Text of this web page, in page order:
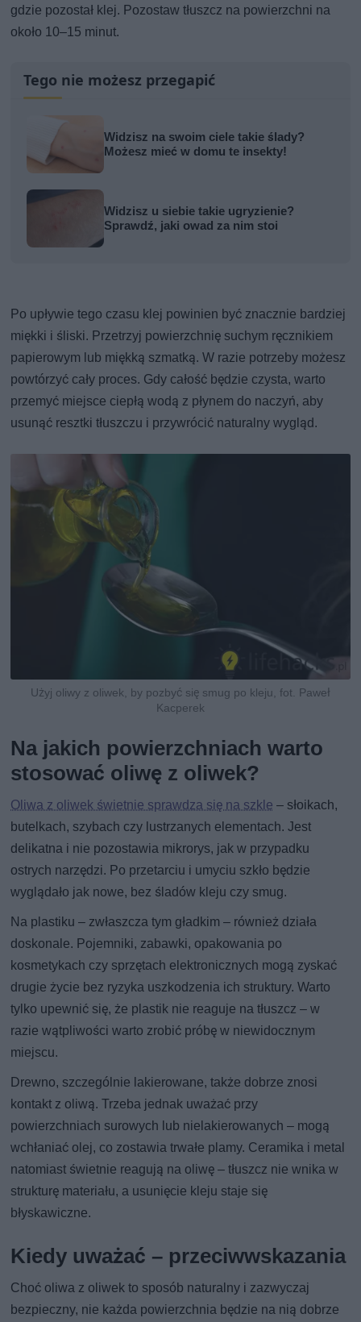
gdzie pozostał klej. Pozostaw tłuszcz na powierzchni na
około 10–15 minut.
Tego nie możesz przegapić
Widzisz na swoim ciele takie ślady?
Możesz mieć w domu te insekty!
Widzisz u siebie takie ugryzienie?
Sprawdź, jaki owad za nim stoi
Po upływie tego czasu klej powinien być znacznie bardziej
miękki i śliski. Przetrzyj powierzchnię suchym ręcznikiem
papierowym lub miękką szmatką. W razie potrzeby możesz
powtórzyć cały proces. Gdy całość będzie czysta, warto
przemyć miejsce ciepłą wodą z płynem do naczyń, aby
usunąć resztki tłuszczu i przywrócić naturalny wygląd.
Użyj oliwy z oliwek, by pozbyć się smug po kleju, fot. Paweł
Kacperek
Na jakich powierzchniach warto
stosować oliwę z oliwek?
Oliwa z oliwek świetnie sprawdza się na szkle – słoikach,
butelkach, szybach czy lustrzanych elementach. Jest
delikatna i nie pozostawia mikrorys, jak w przypadku
ostrych narzędzi. Po przetarciu i umyciu szkło będzie
wyglądało jak nowe, bez śladów kleju czy smug.
Na plastiku – zwłaszcza tym gładkim – również działa
doskonale. Pojemniki, zabawki, opakowania po
kosmetykach czy sprzętach elektronicznych mogą zyskać
drugie życie bez ryzyka uszkodzenia ich struktury. Warto
tylko upewnić się, że plastik nie reaguje na tłuszcz – w
razie wątpliwości warto zrobić próbę w niewidocznym
miejscu.
Drewno, szczególnie lakierowane, także dobrze znosi
kontakt z oliwą. Trzeba jednak uważać przy
powierzchniach surowych lub nielakierowanych – mogą
wchłaniać olej, co zostawia trwałe plamy. Ceramika i metal
natomiast świetnie reagują na oliwę – tłuszcz nie wnika w
strukturę materiału, a usunięcie kleju staje się
błyskawiczne.
Kiedy uważać – przeciwwskazania
Choć oliwa z oliwek to sposób naturalny i zazwyczaj
bezpieczny, nie każda powierzchnia będzie na nią dobrze